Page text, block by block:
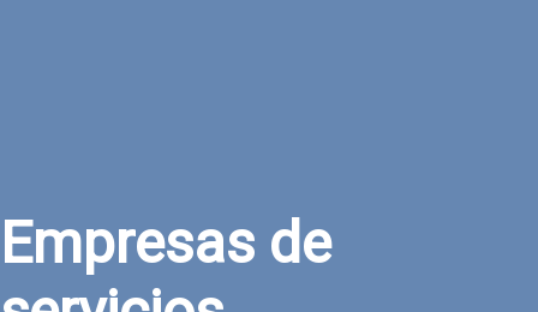
Empresas de